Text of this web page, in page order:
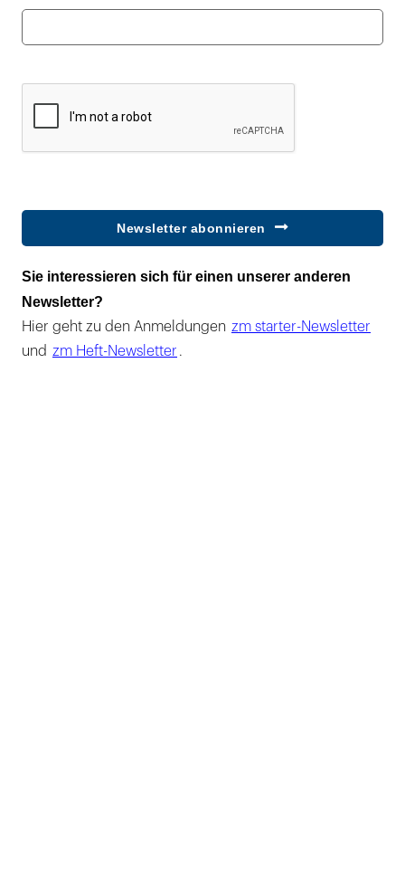
Newsletter abonnieren
Sie interessieren sich für einen unserer anderen
Newsletter?
Hier geht zu den Anmeldungen zm starter-Newsletter
und zm Heft-Newsletter .